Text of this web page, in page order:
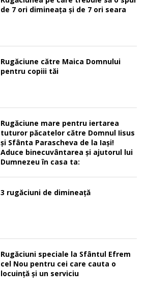
de 7 ori dimineața și de 7 ori seara
Rugăciune către Maica Domnului
pentru copiii tăi
Rugăciune mare pentru iertarea
tuturor păcatelor către Domnul Iisus
şi Sfânta Parascheva de la Iaşi!
Aduce binecuvântarea şi ajutorul lui
Dumnezeu în casa ta:
3 rugăciuni de dimineață
Rugăciuni speciale la Sfântul Efrem
cel Nou pentru cei care cauta o
locuinţă şi un serviciu